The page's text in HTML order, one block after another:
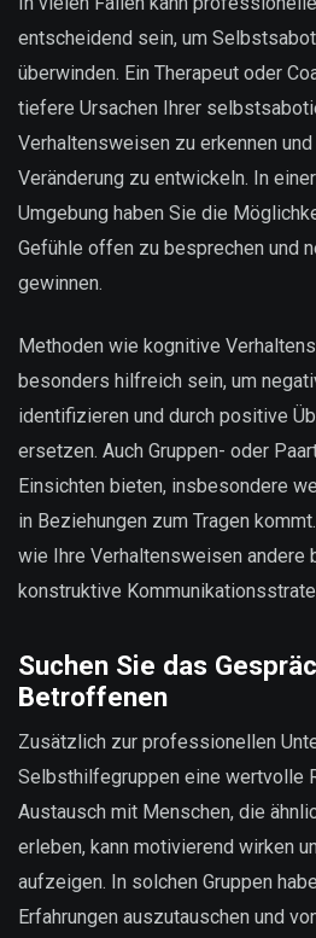
entscheidend sein, um
überwinden. Ein Therapeut oder
tiefere Ursachen Ihrer
Verhaltensweisen zu erkennen
Veränderung zu entwickeln. In
Umgebung haben Sie die
Gefühle offen zu besprechen und
gewinnen.
Methoden wie kognitive
besonders hilfreich sein, um
identifizieren und durch positive
ersetzen. Auch Gruppen- oder
Einsichten bieten, insbesondere
in Beziehungen zum Tragen
wie Ihre Verhaltensweisen andere
konstruktive
Suchen Sie das
Betroffenen
Zusätzlich zur professionellen
Selbsthilfegruppen eine wertvolle
Austausch mit Menschen, die
erleben, kann motivierend wirken
aufzeigen. In solchen Gruppen
Erfahrungen auszutauschen und